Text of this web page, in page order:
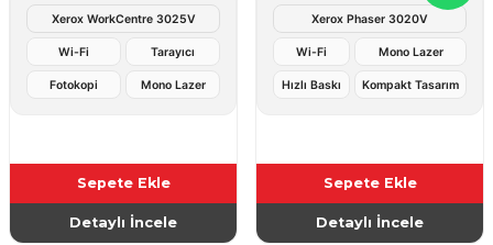
Xerox WorkCentre 3025V
Wi-Fi Tarayıcı
Fotokopi Mono Lazer
Sepete Ekle
Detaylı İncele
Xerox Phaser 3020V
Wi-Fi Mono Lazer
Hızlı Baskı Kompakt Tasarım
Sepete Ekle
Detaylı İncele